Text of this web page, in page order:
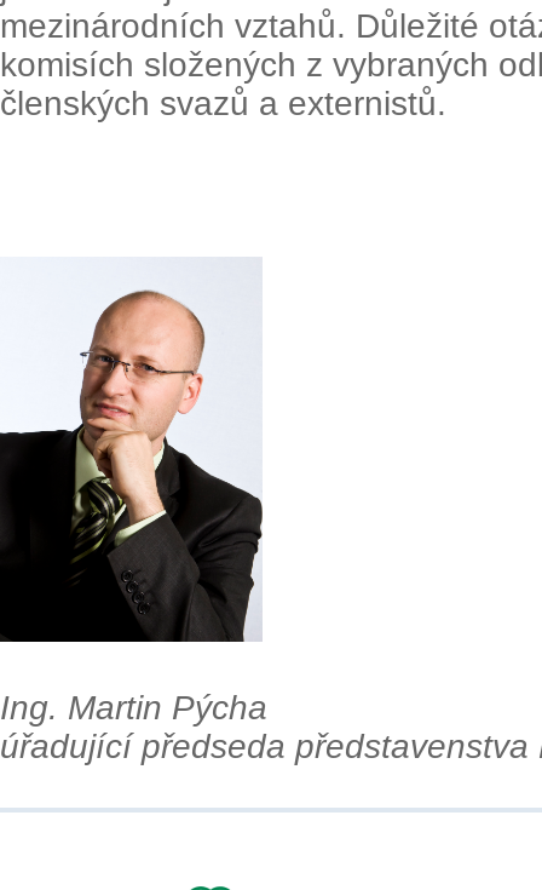
mezinárodních vztahů. Důležité
komisích složených z vybraných
členských svazů a externistů.
Ing. Martin Pýcha
úřadující předseda